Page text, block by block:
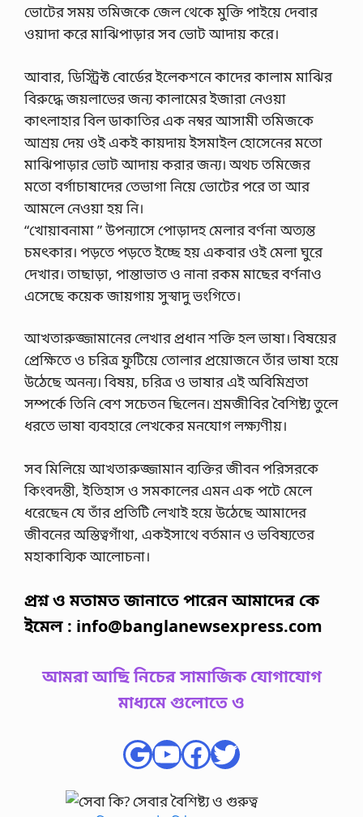
ভোটের সময় তমিজকে জেল থেকে মুক্তি পাইয়ে দেবার
ওয়াদা করে মাঝিপাড়ার সব ভোট আদায় করে।
আবার, ডিস্ট্রিক্ট বোর্ডের ইলেকশনে কাদের কালাম মাঝির
বিরুদ্ধে জয়লাভের জন্য কালামের ইজারা নেওয়া
কাৎলাহার বিল ডাকাতির এক নম্বর আসামী তমিজকে
আশ্রয় দেয় ওই একই কায়দায় ইসমাইল হোসেনের মতো
মাঝিপাড়ার ভোট আদায় করার জন্য। অথচ তমিজের
মতো বর্গাচাষাদের তেভাগা নিয়ে ভোটের পরে তা আর
আমলে নেওয়া হয় নি।
“খোয়াবনামা ” উপন্যাসে পোড়াদহ মেলার বর্ণনা অত্যন্ত
চমৎকার। পড়তে পড়তে ইচ্ছে হয় একবার ওই মেলা ঘুরে
দেখার। তাছাড়া, পান্তাভাত ও নানা রকম মাছের বর্ণনাও
এসেছে কয়েক জায়গায় সুস্বাদু ভংগিতে।
আখতারুজ্জামানের লেখার প্রধান শক্তি হল ভাষা। বিষয়ের
প্রেক্ষিতে ও চরিত্র ফুটিয়ে তোলার প্রয়োজনে তাঁর ভাষা হয়ে
উঠেছে অনন্য। বিষয়, চরিত্র ও ভাষার এই অবিমিশ্রতা
সম্পর্কে তিনি বেশ সচেতন ছিলেন। শ্রমজীবির বৈশিষ্ট্য তুলে
ধরতে ভাষা ব্যবহারে লেখকের মনযোগ লক্ষ্যণীয়।
সব মিলিয়ে আখতারুজ্জামান ব্যক্তির জীবন পরিসরকে
কিংবদন্তী, ইতিহাস ও সমকালের এমন এক পটে মেলে
ধরেছেন যে তাঁর প্রতিটি লেখাই হয়ে উঠেছে আমাদের
জীবনের অস্তিত্বগাঁথা, একইসাথে বর্তমান ও ভবিষ্যতের
মহাকাব্যিক আলোচনা।
প্রশ্ন ও মতামত জানাতে পারেন আমাদের কে
ইমেল : info@banglanewsexpress.com
আমরা আছি নিচের সামাজিক যোগাযোগ
মাধ্যমে গুলোতে ও
Google
YouTube
Facebook
Twitter